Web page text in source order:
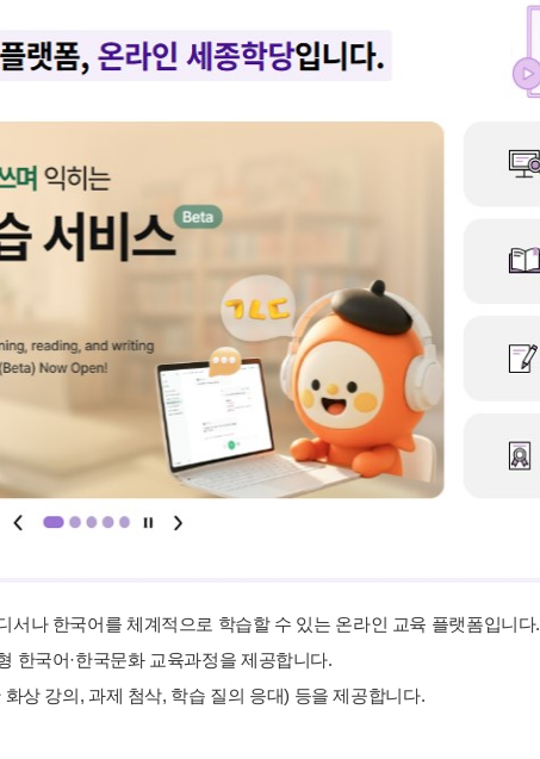
서나 한국어를 체계적으로 학습할 수 있는 온라인 교육 플랫폼입니다.
한국어·한국문화 교육과정을 제공합니다.
상 강의, 과제 첨삭, 학습 질의 응대) 등을 제공합니다.